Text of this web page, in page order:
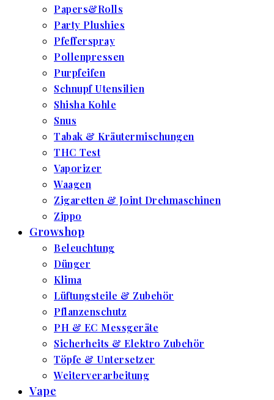
Papers&Rolls
Party Plushies
Pfefferspray
Pollenpressen
Purpfeifen
Schnupf Utensilien
Shisha Kohle
Snus
Tabak & Kräutermischungen
THC Test
Vaporizer
Waagen
Zigaretten & Joint Drehmaschinen
Zippo
Growshop
Beleuchtung
Dünger
Klima
Lüftungsteile & Zubehör
Pflanzenschutz
PH & EC Messgeräte
Sicherheits & Elektro Zubehör
Töpfe & Untersetzer
Weiterverarbeitung
Vape